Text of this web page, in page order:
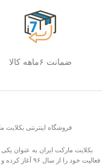
ضمانت ۶ماهه کالا
فروشگاه اینترنتی بکلایت
بکلایت مارکت ایران به عنوان